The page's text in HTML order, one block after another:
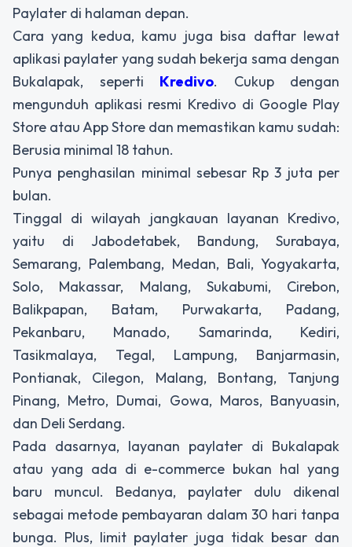
Paylater di halaman depan.
Cara yang kedua, kamu juga bisa daftar lewat
aplikasi paylater yang sudah bekerja sama dengan
Bukalapak, seperti Kredivo. Cukup dengan
mengunduh aplikasi resmi Kredivo di Google Play
Store atau App Store dan memastikan kamu sudah:
Berusia minimal 18 tahun.
Punya penghasilan minimal sebesar Rp 3 juta per
bulan.
Tinggal di wilayah jangkauan layanan Kredivo,
yaitu di Jabodetabek, Bandung, Surabaya,
Semarang, Palembang, Medan, Bali, Yogyakarta,
Solo, Makassar, Malang, Sukabumi, Cirebon,
Balikpapan, Batam, Purwakarta, Padang,
Pekanbaru, Manado, Samarinda, Kediri,
Tasikmalaya, Tegal, Lampung, Banjarmasin,
Pontianak, Cilegon, Malang, Bontang, Tanjung
Pinang, Metro, Dumai, Gowa, Maros, Banyuasin,
dan Deli Serdang.
Pada dasarnya, layanan paylater di Bukalapak
atau yang ada di e-commerce bukan hal yang
baru muncul. Bedanya, paylater dulu dikenal
sebagai metode pembayaran dalam 30 hari tanpa
bunga. Plus, limit paylater juga tidak besar dan